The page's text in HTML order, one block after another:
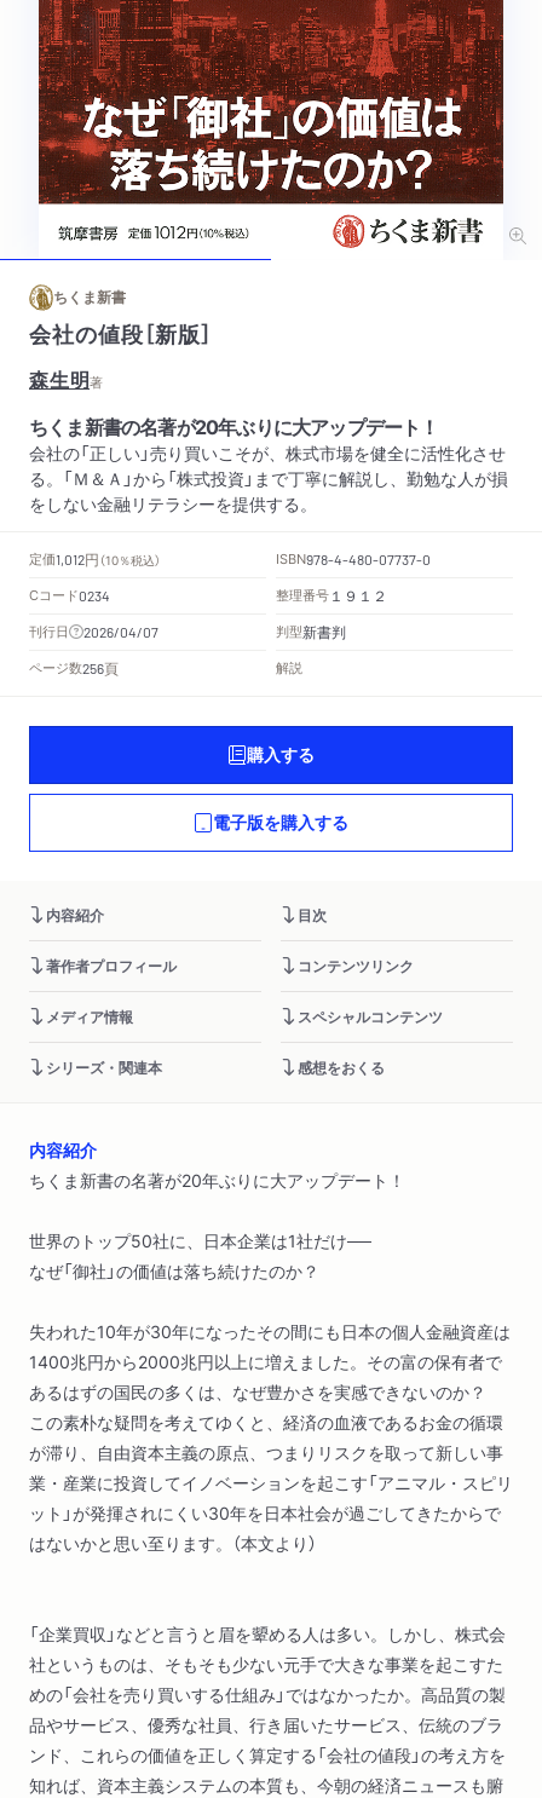
ちくま新書
会社の値段［新版］
森生明著
ちくま新書の名著が20年ぶりに大アップデート！
会社の「正しい」売り買いこそが、株式市場を健全に活性化させ
る。「Ｍ＆Ａ」から「株式投資」まで丁寧に解説し、勤勉な人が損
をしない金融リテラシーを提供する。
定価1,012円 （10％税込） ISBN978-4-480-07737-0
Cコード0234 整理番号 １９１２
刊行日 2026/04/07 判型新書判
ページ数256頁 解説
購入する
電子版を購入する
内容紹介 目次
著作者プロフィール コンテンツリンク
メディア情報 スペシャルコンテンツ
シリーズ・関連本 感想をおくる
内容紹介
ちくま新書の名著が20年ぶりに大アップデート！
世界のトップ50社に、日本企業は1社だけ──
なぜ「御社」の価値は落ち続けたのか？
失われた10年が30年になったその間にも日本の個人金融資産は
1400兆円から2000兆円以上に増えました。その富の保有者で
あるはずの国民の多くは、なぜ豊かさを実感できないのか？
この素朴な疑問を考えてゆくと、経済の血液であるお金の循環
が滞り、自由資本主義の原点、つまりリスクを取って新しい事
業・産業に投資してイノベーションを起こす「アニマル・スピリ
ット」が発揮されにくい30年を日本社会が過ごしてきたからで
はないかと思い至ります。（本文より）
「企業買収」などと言うと眉を顰める人は多い。しかし、株式会
社というものは、そもそも少ない元手で大きな事業を起こすた
めの「会社を売り買いする仕組み」ではなかったか。高品質の製
品やサービス、優秀な社員、行き届いたサービス、伝統のブラ
ンド、これらの価値を正しく算定する「会社の値段」の考え方を
知れば、資本主義システムの本質も、今朝の経済ニュースも腑